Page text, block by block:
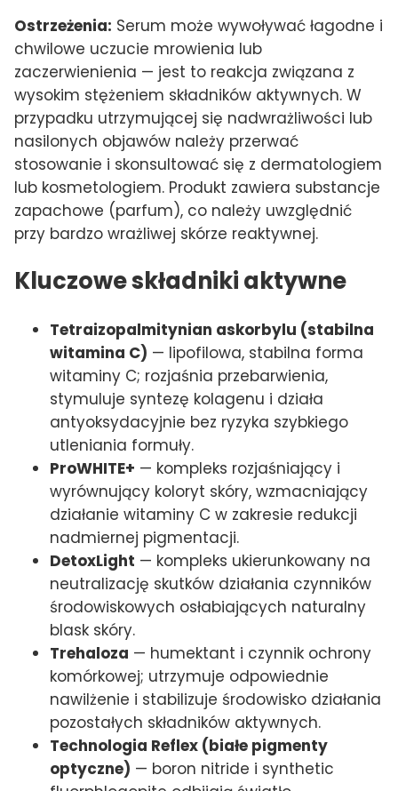
Ostrzeżenia: Serum może wywoływać łagodne i
chwilowe uczucie mrowienia lub
zaczerwienienia — jest to reakcja związana z
wysokim stężeniem składników aktywnych. W
przypadku utrzymującej się nadwrażliwości lub
nasilonych objawów należy przerwać
stosowanie i skonsultować się z dermatologiem
lub kosmetologiem. Produkt zawiera substancje
zapachowe (parfum), co należy uwzględnić
przy bardzo wrażliwej skórze reaktywnej.
Kluczowe składniki aktywne
Tetraizopalmitynian askorbylu (stabilna
witamina C) — lipofilowa, stabilna forma
witaminy C; rozjaśnia przebarwienia,
stymuluje syntezę kolagenu i działa
antyoksydacyjnie bez ryzyka szybkiego
utleniania formuły.
ProWHITE+ — kompleks rozjaśniający i
wyrównujący koloryt skóry, wzmacniający
działanie witaminy C w zakresie redukcji
nadmiernej pigmentacji.
DetoxLight — kompleks ukierunkowany na
neutralizację skutków działania czynników
środowiskowych osłabiających naturalny
blask skóry.
Trehaloza — humektant i czynnik ochrony
komórkowej; utrzymuje odpowiednie
nawilżenie i stabilizuje środowisko działania
pozostałych składników aktywnych.
Technologia Reflex (białe pigmenty
optyczne) — boron nitride i synthetic